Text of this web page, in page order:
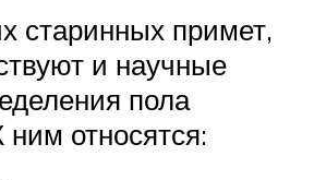
старинных примет,
и научные
пола
относятся: